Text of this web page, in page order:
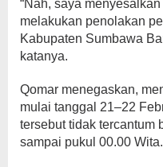
“Nah, saya
melakukan penolakan
Kabupaten Sumbawa
katanya.
Qomar menegaskan,
mulai tanggal 21–22
tersebut tidak tercantum
sampai pukul 00.00 Wita.